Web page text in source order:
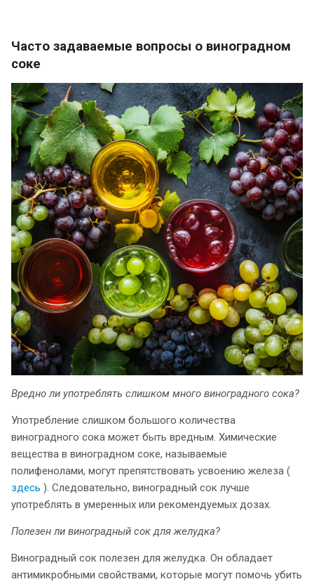
Часто задаваемые вопросы о виноградном
соке
Вредно ли употреблять слишком много виноградного сока?
Употребление слишком большого количества
виноградного сока может быть вредным. Химические
вещества в виноградном соке, называемые
полифенолами, могут препятствовать усвоению железа (
здесь ). Следовательно, виноградный сок лучше
употреблять в умеренных или рекомендуемых дозах.
Полезен ли виноградный сок для желудка?
Виноградный сок полезен для желудка. Он обладает
антимикробными свойствами, которые могут помочь убить